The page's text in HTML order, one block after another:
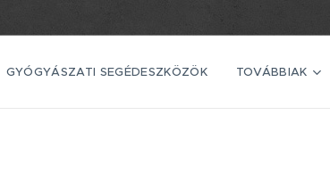
GYÓGYÁSZATI SEGÉDESZKÖZÖK TOVÁBBIAK